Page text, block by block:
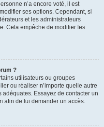
n’a encore voté, il est
ses options. Cependant, si
et les administrateurs
Cela empêche de modifier les
?
utilisateurs ou groupes
ou réaliser n’importe quelle autre
Essayez de contacter un
afin de lui demander un accès.